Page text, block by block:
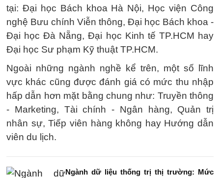
tại: Đại học Bách khoa Hà Nội, Học viện Công
nghệ Bưu chính Viễn thông, Đại học Bách khoa -
Đại học Đà Nẵng, Đại học Kinh tế TP.HCM hay
Đại học Sư phạm Kỹ thuật TP.HCM.
Ngoài những ngành nghề kể trên, một số lĩnh
vực khác cũng được đánh giá có mức thu nhập
hấp dẫn hơn mặt bằng chung như: Truyền thông
- Marketing, Tài chính - Ngân hàng, Quản trị
nhân sự, Tiếp viên hàng không hay Hướng dẫn
viên du lịch.
Ngành dữ liệu thống trị thị trường: Mức